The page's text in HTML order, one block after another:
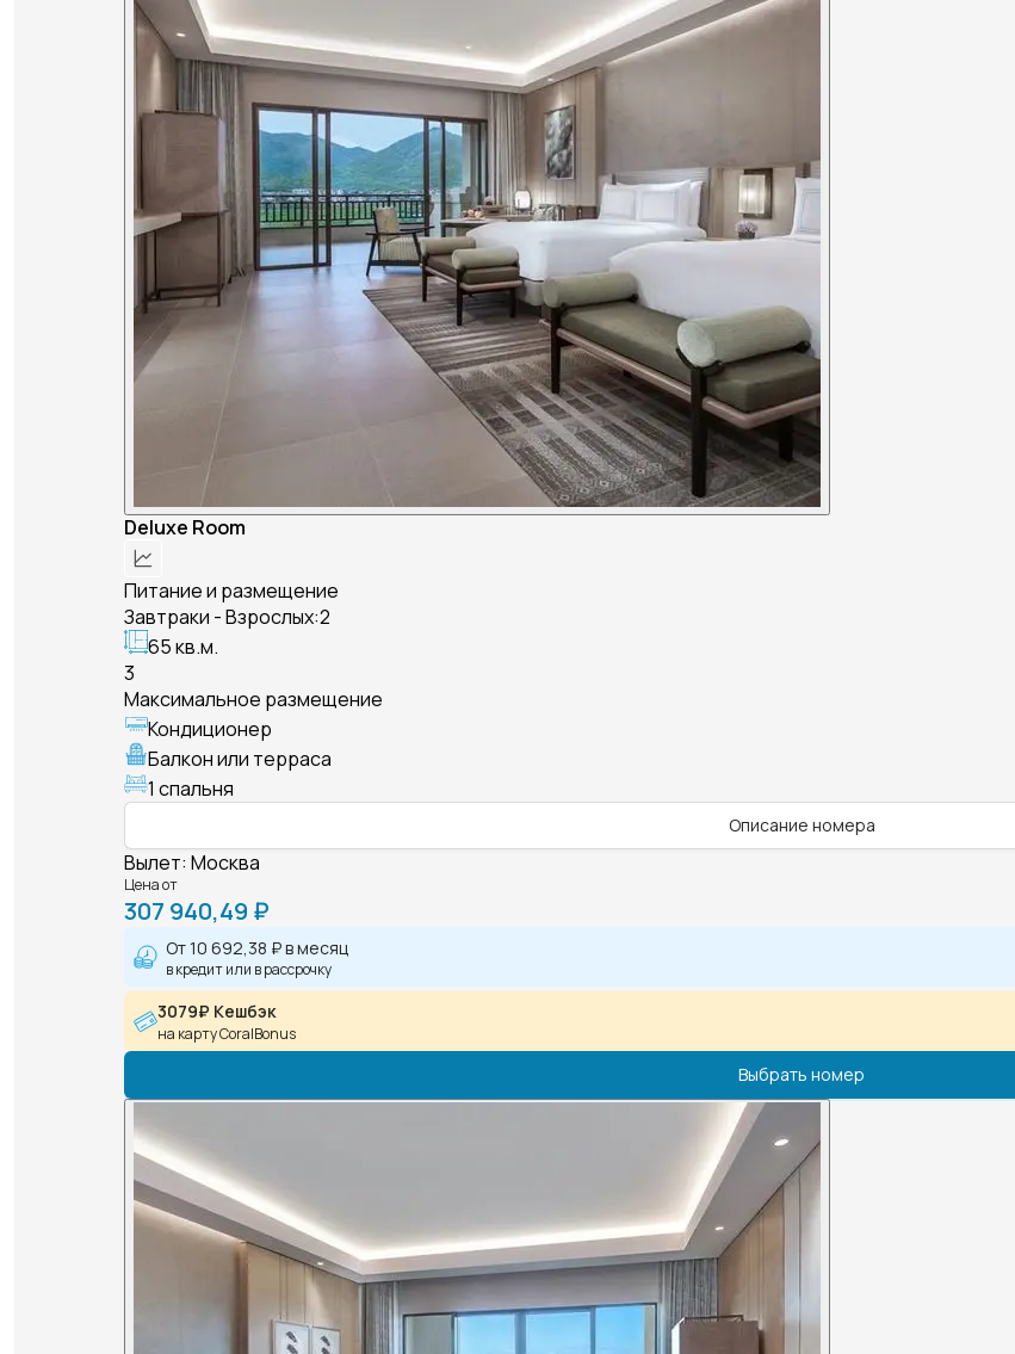
Deluxe Room
Питание и размещение
Завтраки - Взрослых:2
65 кв.м.
3
Максимальное размещение
Кондиционер
Балкон или терраса
1 спальня
Описание номера
Вылет: Москва
Цена от
307 940,49 ₽
От10 692,38 ₽в месяц
в кредит или в рассрочку
3079₽ Кешбэк
на карту CoralBonus
Выбрать номер